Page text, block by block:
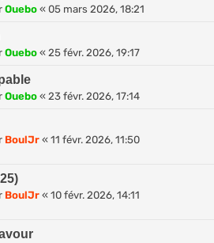
Ouebo « 05 mars 2026, 18:21
Ouebo « 25 févr. 2026, 19:17
Ouebo « 23 févr. 2026, 17:14
BoulJr « 11 févr. 2026, 11:50
BoulJr « 10 févr. 2026, 14:11